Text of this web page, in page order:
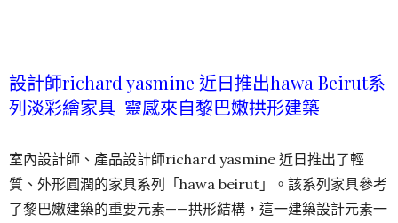
設計師richard yasmine 近日推出hawa Beirut系
列淡彩繪家具 靈感來自黎巴嫩拱形建築
室內設計師、產品設計師richard yasmine 近日推出了輕
質、外形圓潤的家具系列「hawa beirut」。該系列家具參考
了黎巴嫩建築的重要元素——拱形結構，這一建築設計元素一